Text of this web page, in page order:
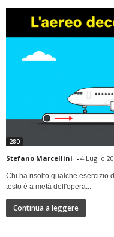
280
Stefano Marcellini - 4 Luglio
Chi ha risolto qualche esercizio
testo è a metà dell'opera...
Continua a leggere